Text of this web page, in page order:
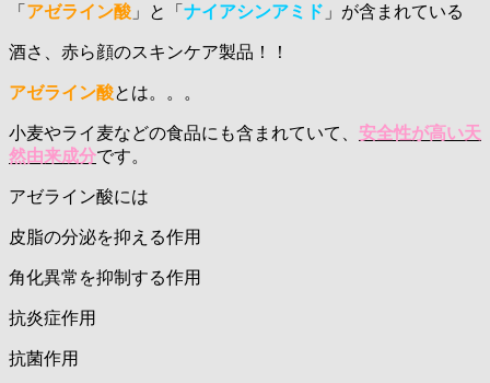
「 アゼライン酸 」と「 ナイアシンアミド 」が含まれている
酒さ、赤ら顔のスキンケア製品！！
アゼライン酸とは。。。
小麦やライ麦などの食品にも含まれていて、 安全性が高い天
然由来成分です。
アゼライン酸には
皮脂の分泌を抑える作用
角化異常を抑制する作用
抗炎症作用
抗菌作用